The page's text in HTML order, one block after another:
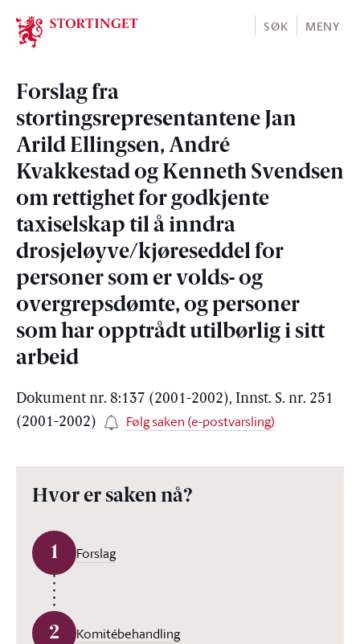
Stortinget.no
SØK MENY
Forslag fra
stortingsrepresentantene Jan
Arild Ellingsen, André
Kvakkestad og Kenneth Svendsen
om rettighet for godkjente
taxiselskap til å inndra
drosjeløyve/kjøreseddel for
personer som er volds- og
overgrepsdømte, og personer
som har opptrådt utilbørlig i sitt
arbeid
Dokument nr. 8:137 (2001-2002), Innst. S. nr. 251
(2001-2002)
Følg saken (e-postvarsling)
Hvor er saken nå?
1 Forslag
2 Komitébehandling